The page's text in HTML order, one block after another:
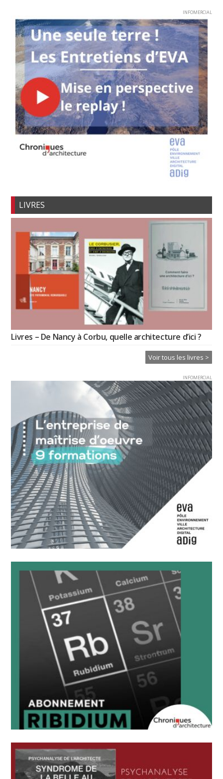
INFOMERCIAL
LIVRES
Livres – De Nancy à Corbu, quelle architecture d’ici ?
Voir tous les livres >
INFOMERCIAL